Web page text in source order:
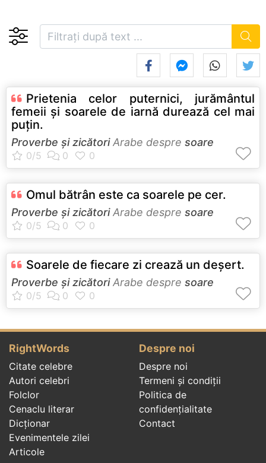
Prietenia celor puternici, jurământul
femeii şi soarele de iarnă durează cel mai
puţin.
Proverbe și zicătoriArabe despre soare
Omul bătrân este ca soarele pe cer.
Proverbe și zicătoriArabe despre soare
Soarele de fiecare zi crează un deşert.
Proverbe și zicătoriArabe despre soare
RightWords
Citate celebre
Autori celebri
Folclor
Cenaclu literar
Dicționar
Evenimentele zilei
Articole
Despre noi
Despre noi
Termeni și condiții
Politica de
confidenţialitate
Contact